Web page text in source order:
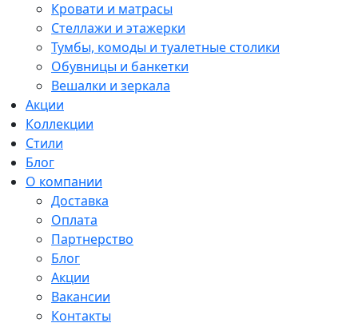
Кровати и матрасы
Стеллажи и этажерки
Тумбы, комоды и туалетные столики
Обувницы и банкетки
Вешалки и зеркала
Акции
Коллекции
Стили
Блог
О компании
Доставка
Оплата
Партнерство
Блог
Акции
Вакансии
Контакты